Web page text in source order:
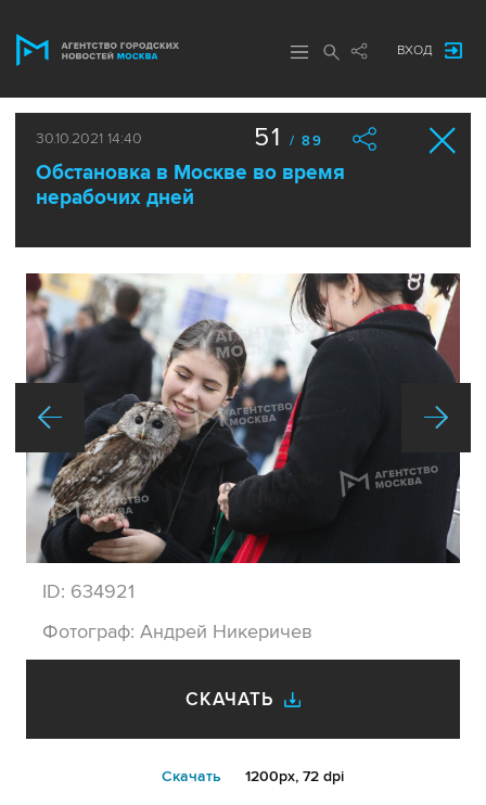
ВХОД
30.10.2021 14:40
Обстановка в Москве во время
нерабочих дней
51 / 89
ID: 634921
Фотограф: Андрей Никеричев
СКАЧАТЬ
Cкачать 1200px, 72 dpi